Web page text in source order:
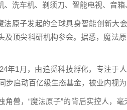
洗车机、剃须刀、智能电视、音箱
原子发起的全球具身智能创新大
及顶尖科研机构参会。据悉，魔法
年1月，由追觅科技孵化，专注于
步启动百亿级生态基金，被业内视
角兽，“魔法原子”的背后实控人，